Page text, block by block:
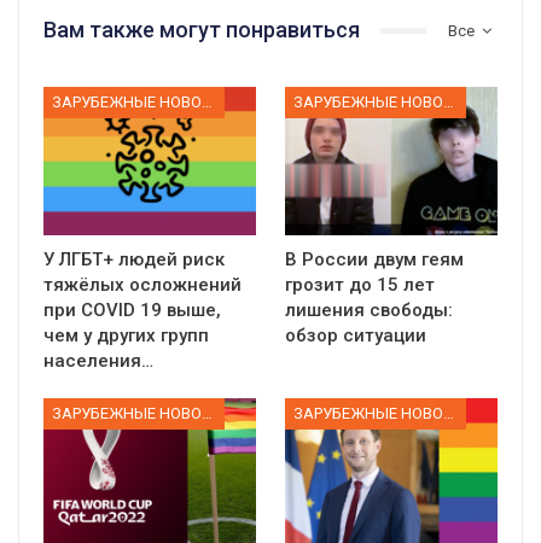
Все
Вам также могут понравиться
ЗАРУБЕЖНЫЕ НОВОСТИ
У ЛГБТ+ людей риск
тяжёлых осложнений
при COVID 19 выше,
чем у других групп
населения…
ЗАРУБЕЖНЫЕ НОВОСТИ
В России двум геям
грозит до 15 лет
лишения свободы:
обзор ситуации
ЗАРУБЕЖНЫЕ НОВОСТИ ЗАРУБЕЖНЫЕ НОВОСТИ